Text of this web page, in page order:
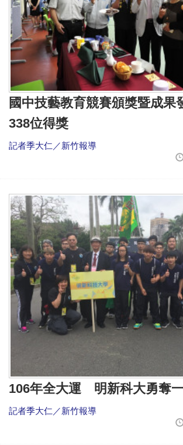
國中技藝教育競賽頒獎暨成
338位得獎
記者季大仁／新竹報導
106年全大運 明新科大勇奪
記者季大仁／新竹報導